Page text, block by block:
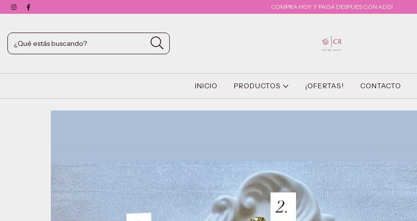
COMPRA HOY Y PAGA DESPUES CON ADDI
INICIO PRODUCTOS ¡OFERTAS! CONTACTO